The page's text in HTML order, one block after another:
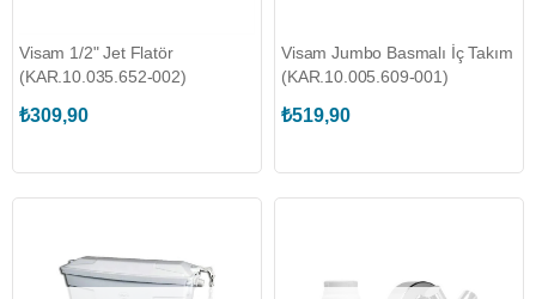
Visam 1/2" Jet Flatör
(KAR.10.035.652-002)
₺309,90
Visam Jumbo Basmalı İç Takım
(KAR.10.005.609-001)
₺519,90